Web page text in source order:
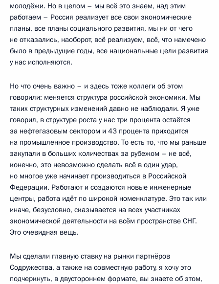
молодёжи. Но в целом – мы всё это знаем, над этим
работаем – Россия реализует все свои экономические
планы, все планы социального развития, мы ни от чего
не отказались, наоборот, всё реализуем, всё, что намечено
было в предыдущие годы, все национальные цели развития
у нас исполняются.
Но что очень важно – и здесь тоже коллеги об этом
говорили: меняется структура российской экономики. Мы
таких структурных изменений давно не наблюдали. Я уже
говорил, в структуре роста у нас три процента остаётся
за нефтегазовым сектором и 43 процента приходится
на промышленное производство. То есть то, что мы раньше
закупали в больших количествах за рубежом – не всё,
конечно, это невозможно сделать всё в один удар,
но многое уже начинает производиться в Российской
Федерации. Работают и создаются новые инженерные
центры, работа идёт по широкой номенклатуре. Это так или
иначе, безусловно, сказывается на всех участниках
экономической деятельности на всём пространстве СНГ.
Это очевидная вещь.
Мы сделали главную ставку на рынки партнёров
Содружества, а также на совместную работу, я хочу это
подчеркнуть, в двустороннем формате, вы знаете об этом,